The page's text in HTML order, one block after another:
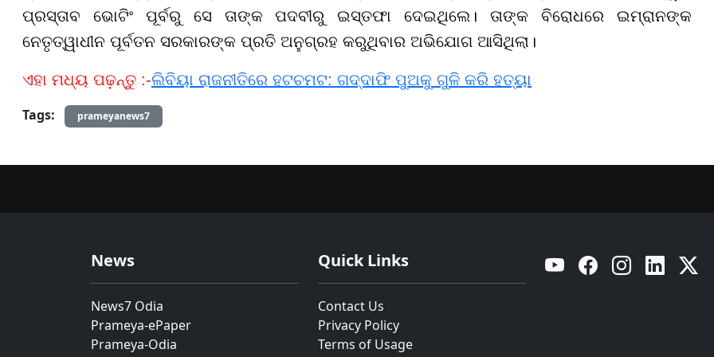
ପ୍ରସ୍ତାବ ଭୋଟିଂ ପୂର୍ବରୁ ସେ ତାଙ୍କ ପଦବୀରୁ ଇସ୍ତଫା ଦେଇଥିଲେ। ତାଙ୍କ ବିରୋଧରେ ଇମ୍ରାନଙ୍କ
ନେତୃତ୍ୱାଧୀନ ପୂର୍ବତନ ସରକାରଙ୍କ ପ୍ରତି ଅନୁଗ୍ରହ କରୁଥିବାର ଅଭିଯୋଗ ଆସିଥିଲା।
ଏହା ମଧ୍ୟ ପଢ଼ନ୍ତୁ :-ଲିବିୟା ରାଜନୀତିରେ ହଟଚମଟ: ଗଦ୍ଦାଫି ପୁଅକୁ ଗୁଳି କରି ହତ୍ୟା
Tags:
prameyanews7
News
News7 Odia
Prameya-ePaper
Prameya-Odia
Quick Links
Contact Us
Privacy Policy
Terms of Usage
YouTube Facebook Instagram